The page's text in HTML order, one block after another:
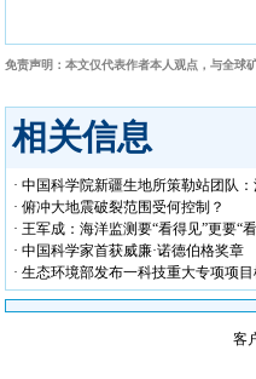
免责声明：本文仅代表作者本人观点，与全球
相关信息
· 中国科学院新疆生地所策勒站团队
· 俯冲大地震破裂范围受何控制？
· 王军成：海洋监测要“看得见”更要“
· 中国科学家首获威廉·诺德伯格奖章
· 生态环境部发布一科技重大专项项
客